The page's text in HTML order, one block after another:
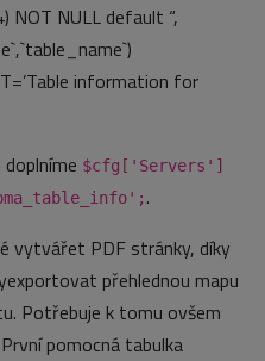
NOT NULL default “,
information for
$cfg['Servers']
.
vytvářet PDF stránky, díky
přehlednou mapu
Potřebuje k tomu ovšem
pomocná tabulka